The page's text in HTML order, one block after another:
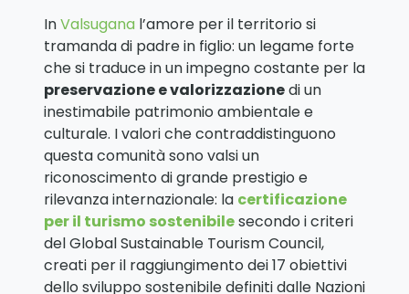
InValsugana l’amore per il territorio si
tramanda di padre in figlio: un legame forte
che si traduce in un impegno costante per la
preservazione e valorizzazionedi un
inestimabile patrimonio ambientale e
culturale. I valori che contraddistinguono
questa comunità sono valsi un
riconoscimento di grande prestigio e
rilevanza internazionale: la certificazione
per il turismo sostenibilesecondo i criteri
del Global Sustainable Tourism Council,
creati per il raggiungimento dei 17 obiettivi
dello sviluppo sostenibile definiti dalle Nazioni